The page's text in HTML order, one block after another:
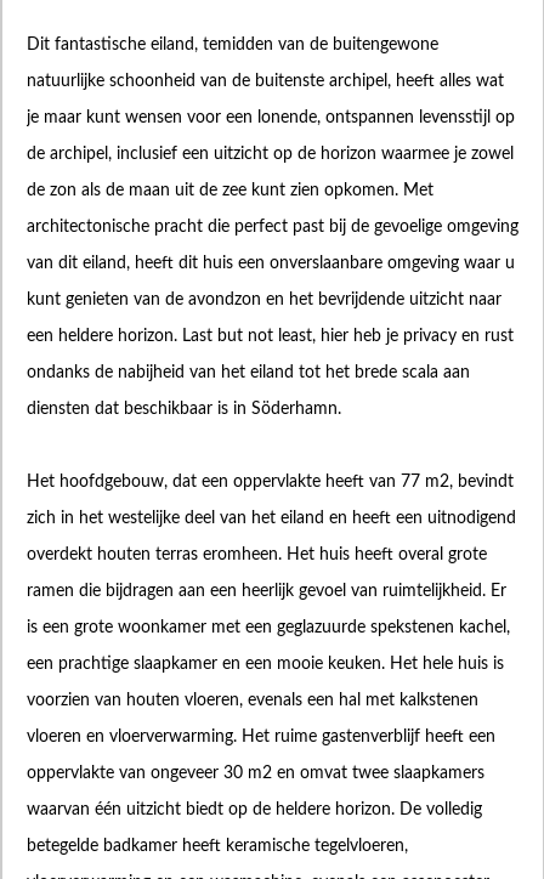
Dit fantastische eiland, temidden van de buitengewone
natuurlijke schoonheid van de buitenste archipel, heeft alles wat
je maar kunt wensen voor een lonende, ontspannen levensstijl op
de archipel, inclusief een uitzicht op de horizon waarmee je zowel
de zon als de maan uit de zee kunt zien opkomen. Met
architectonische pracht die perfect past bij de gevoelige omgeving
van dit eiland, heeft dit huis een onverslaanbare omgeving waar u
kunt genieten van de avondzon en het bevrijdende uitzicht naar
een heldere horizon. Last but not least, hier heb je privacy en rust
ondanks de nabijheid van het eiland tot het brede scala aan
diensten dat beschikbaar is in Söderhamn.
Het hoofdgebouw, dat een oppervlakte heeft van 77 m2, bevindt
zich in het westelijke deel van het eiland en heeft een uitnodigend
overdekt houten terras eromheen. Het huis heeft overal grote
ramen die bijdragen aan een heerlijk gevoel van ruimtelijkheid. Er
is een grote woonkamer met een geglazuurde spekstenen kachel,
een prachtige slaapkamer en een mooie keuken. Het hele huis is
voorzien van houten vloeren, evenals een hal met kalkstenen
vloeren en vloerverwarming. Het ruime gastenverblijf heeft een
oppervlakte van ongeveer 30 m2 en omvat twee slaapkamers
waarvan één uitzicht biedt op de heldere horizon. De volledig
betegelde badkamer heeft keramische tegelvloeren,